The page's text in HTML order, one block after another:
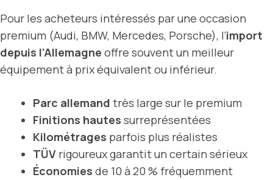
Pour les acheteurs intéressés par une occasion
premium (Audi, BMW, Mercedes, Porsche), l’import
depuis l’Allemagne offre souvent un meilleur
équipement à prix équivalent ou inférieur.
Parc allemand très large sur le premium
Finitions hautes surreprésentées
Kilométrages parfois plus réalistes
TÜV rigoureux garantit un certain sérieux
Économies de 10 à 20 % fréquemment